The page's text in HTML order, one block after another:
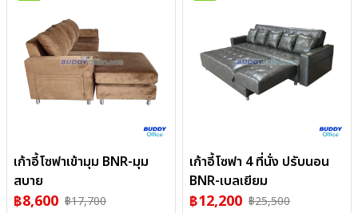
เก้าอี้โซฟาเข้ามุม BNR-มุม
สบาย
฿8,600 ฿17,700
เก้าอี้โซฟา 4 ที่นั่ง ปรับนอน
BNR-เบลเยียม
฿12,200 ฿25,500